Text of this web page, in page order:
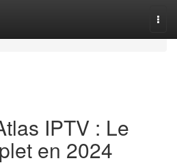
IPTV : Le
en 2024